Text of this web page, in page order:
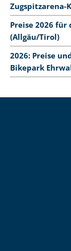
Zugspitzarena-
Preise 2026 für
(Allgäu/Tirol)
2026: Preise
Bikepark